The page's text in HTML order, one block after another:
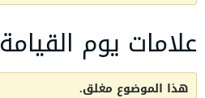
علامات يوم القيامة
هذا الموضوع مغلق.